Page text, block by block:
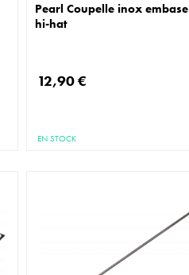
Pearl Coupelle inox embase
hi-hat
12,90 €
EN STOCK